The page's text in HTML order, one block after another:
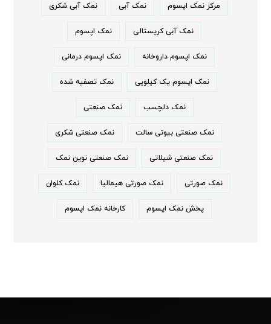
مرکز نمک اپسوم نمک آبی نمک آبی شکری
نمک آبی کریستالی نمک اپسوم
نمک اپسوم داروخانه نمک اپسوم درمانی
نمک اپسوم یک کیلویی نمک تصفیه شده
نمک دلچسب نمک صنعتی
نمک صنعتی بیوتی سالت نمک صنعتی شکری
نمک صنعتی شیلاتی نمک صنعتی نوین نمک
نمک صورتی نمک صورتی هیمالیا نمک کلوان
پخش نمک اپسوم کارخانه نمک اپسوم